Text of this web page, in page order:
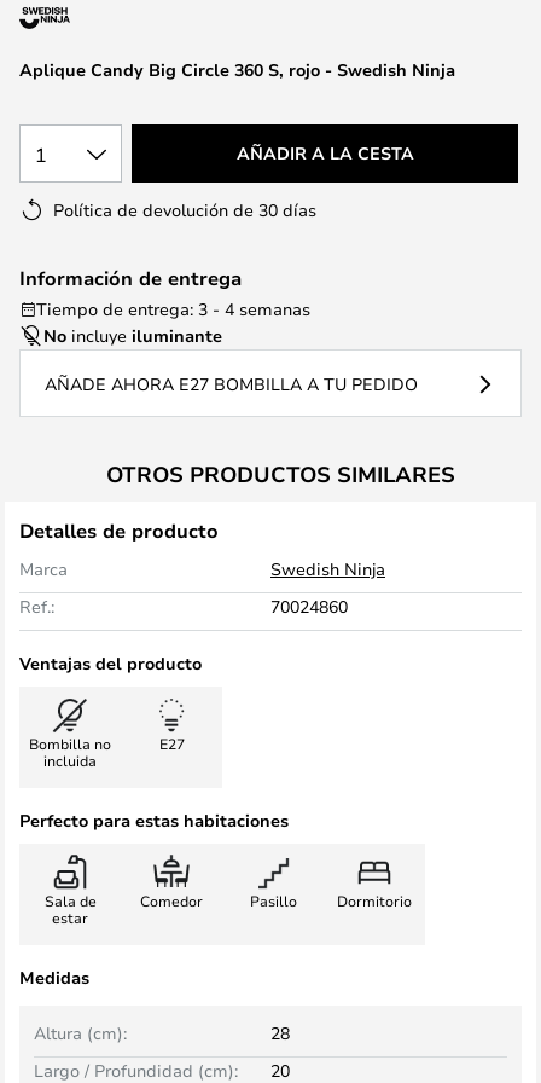
galería
deAplique Candy Big Circle 360 S, rojo - Swedish Ninja
1 AÑADIR A LA CESTA
Política de devolución de 30 días
Información de entrega
Tiempo de entrega: 3 - 4 semanas
No incluye iluminante
AÑADE AHORA E27 BOMBILLA A TU PEDIDO
OTROS PRODUCTOS SIMILARES
Detalles de producto
Marca
Swedish Ninja
Ref.:
70024860
Ventajas del producto
Bombilla no
incluida
E27
Perfecto para estas habitaciones
Sala de
estar
Comedor Pasillo Dormitorio
Medidas
Altura (cm):
28
Largo / Profundidad (cm):
20